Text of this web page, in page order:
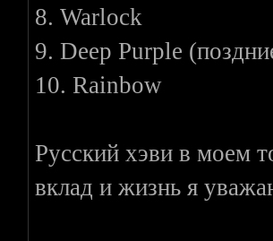
8. Warlock
9. Deep Purple
10. Rainbow
Русский хэви в моем
вклад и жизнь я